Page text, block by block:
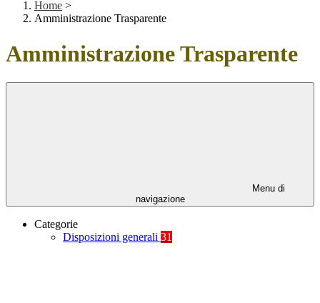
Home >
Amministrazione Trasparente
Amministrazione Trasparente
Menu di
navigazione
Categorie
Disposizioni generali 31